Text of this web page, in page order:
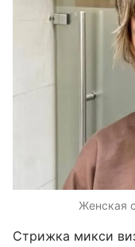
Женская
Стрижка микси